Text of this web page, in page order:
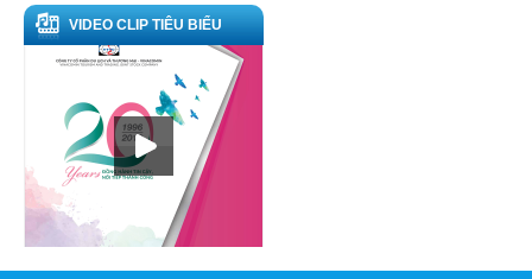
VIDEO CLIP TIÊU BIỂU